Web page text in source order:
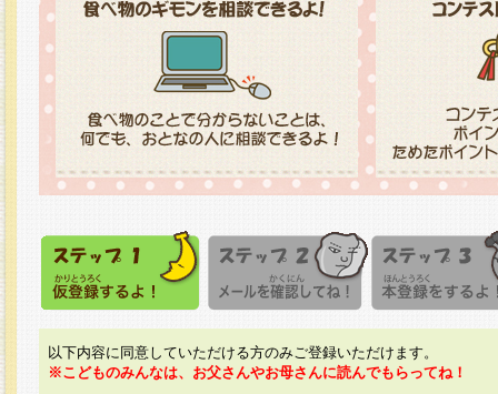
以下内容に同意していただける方のみご登録いただけます。
※こどものみんなは、お父さんやお母さんに読んでもらってね！